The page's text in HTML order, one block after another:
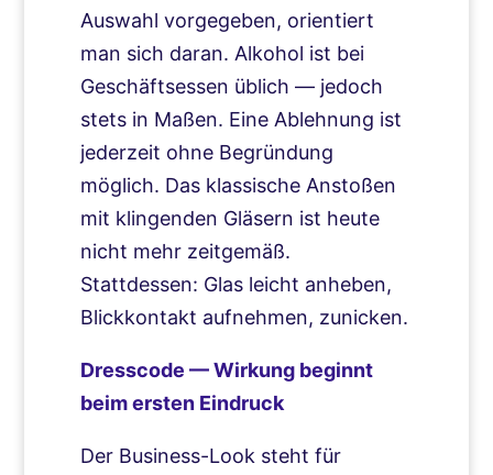
Auswahl vorgegeben, orientiert
man sich daran. Alkohol ist bei
Geschäftsessen üblich — jedoch
stets in Maßen. Eine Ablehnung ist
jederzeit ohne Begründung
möglich. Das klassische Anstoßen
mit klingenden Gläsern ist heute
nicht mehr zeitgemäß.
Stattdessen: Glas leicht anheben,
Blickkontakt aufnehmen, zunicken.
Dresscode — Wirkung beginnt
beim ersten Eindruck
Der Business-Look steht für